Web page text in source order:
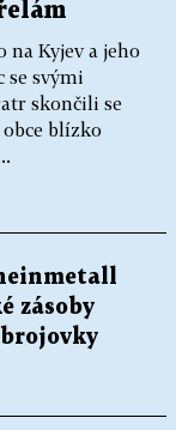
na Kyjev a jeho
se svými
skončili se
blízko
zásoby